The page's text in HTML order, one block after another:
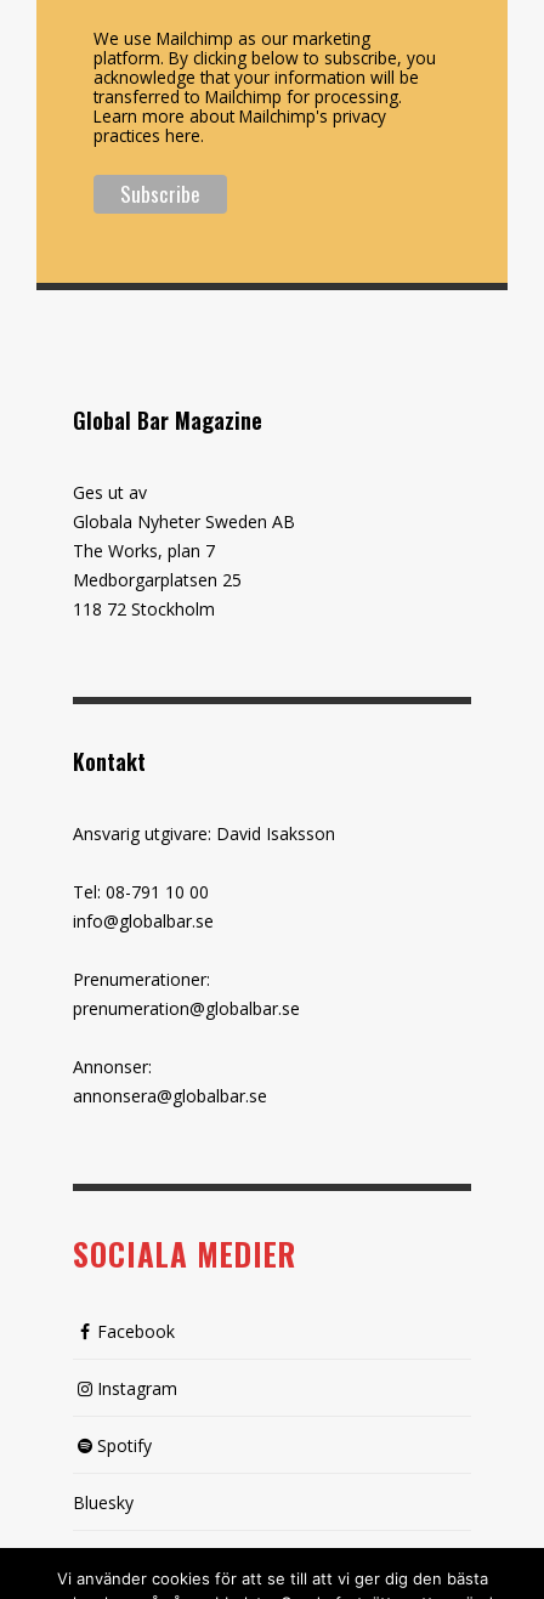
We use Mailchimp as our marketing
platform. By clicking below to subscribe, you
acknowledge that your information will be
transferred to Mailchimp for processing.
Learn more about Mailchimp's privacy
practices here.
Global Bar Magazine
Ges ut av
Globala Nyheter Sweden AB
The Works, plan 7
Medborgarplatsen 25
118 72 Stockholm
Kontakt
Ansvarig utgivare: David Isaksson
Tel: 08-791 10 00
info@globalbar.se
Prenumerationer:
prenumeration@globalbar.se
Annonser:
annonsera@globalbar.se
SOCIALA MEDIER
Facebook
Instagram
Spotify
Bluesky
Vi använder cookies för att se till att vi ger dig den bästa